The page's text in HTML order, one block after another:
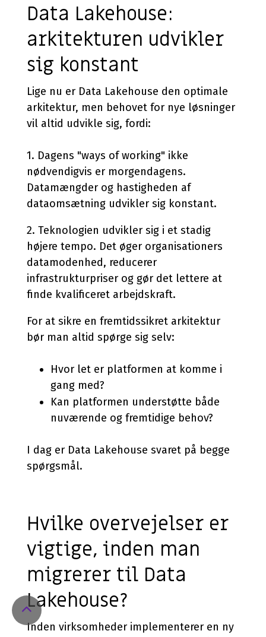
Data Lakehouse:
arkitekturen udvikler
sig konstant
Lige nu er Data Lakehouse den optimale
arkitektur, men behovet for nye løsninger
vil altid udvikle sig, fordi:
1. Dagens "ways of working" ikke
nødvendigvis er morgendagens.
Datamængder og hastigheden af
dataomsætning udvikler sig konstant.
2. Teknologien udvikler sig i et stadig
højere tempo. Det øger organisationers
datamodenhed, reducerer
infrastrukturpriser og gør det lettere at
finde kvalificeret arbejdskraft.
For at sikre en fremtidssikret arkitektur
bør man altid spørge sig selv:
Hvor let er platformen at komme i
gang med?
Kan platformen understøtte både
nuværende og fremtidige behov?
I dag er Data Lakehouse svaret på begge
spørgsmål.
Hvilke overvejelser er
vigtige, inden man
migrerer til Data
Lakehouse?
Inden virksomheder implementerer en ny
Return
to
Top